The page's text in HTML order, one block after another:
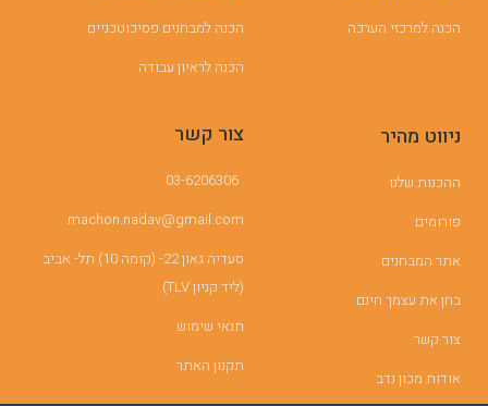
הכנה למרכזי הערכה
הכנה למבחנים פסיכוטכניים
הכנה לראיון עבודה
ניווט מהיר
ההכנות שלנו
פורומים
אתר המבחנים
בחן את עצמך חינם
צור קשר
אודות מכון נדב
צור קשר
03-6206306
machon.nadav@gmail.com
סעדיה גאון 22- (קומה 10) תל- אביב
(ליד קניון TLV)
תנאי שימוש
תקנון האתר